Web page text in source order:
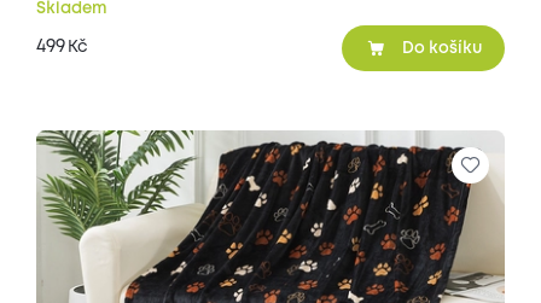
Skladem
499 Kč Do košíku